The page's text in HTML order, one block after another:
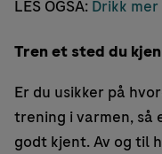
LES OGSÅ: Drikk
Tren et sted du
Er du usikker på
trening i varmen,
godt kjent. Av og til